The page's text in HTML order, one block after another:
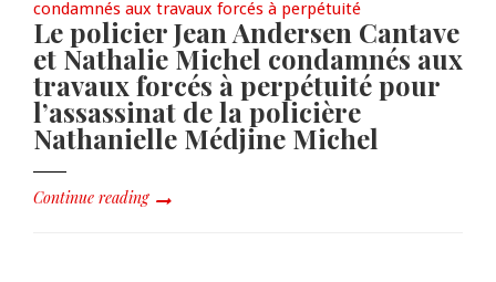
Le policier Jean Andersen Cantave
et Nathalie Michel condamnés aux
travaux forcés à perpétuité pour
l’assassinat de la policière
Nathanielle Médjine Michel
Continue reading